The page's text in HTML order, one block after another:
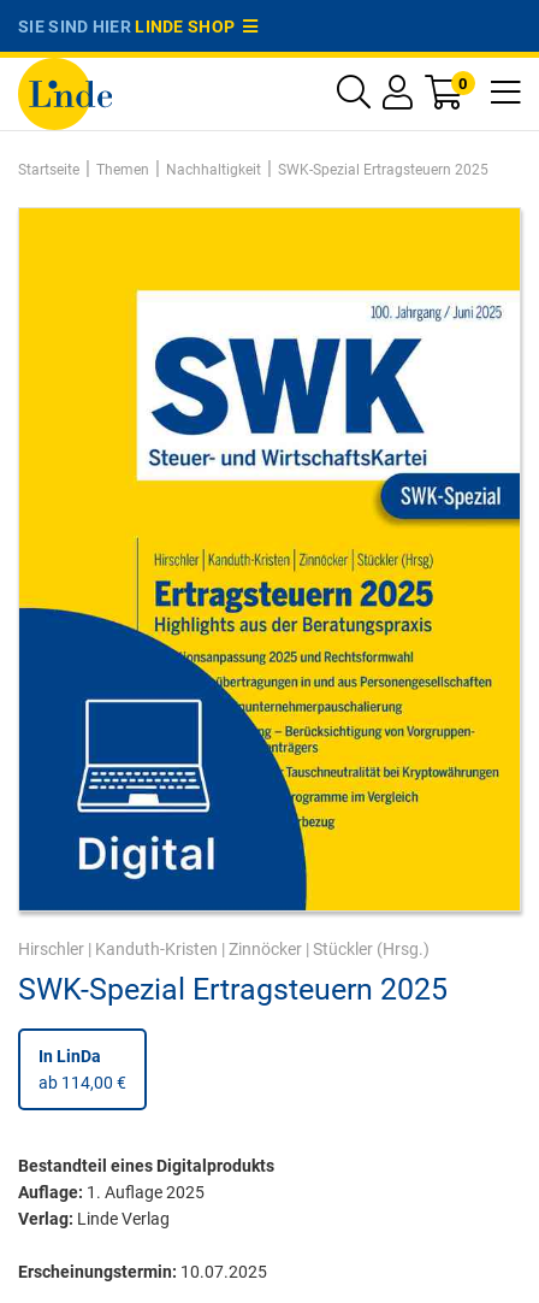
SIE SIND HIERLINDE SHOP
0
Startseite | Themen | Nachhaltigkeit | SWK-Spezial Ertragsteuern 2025
Hirschler | Kanduth-Kristen | Zinnöcker | Stückler (Hrsg.)
SWK-Spezial Ertragsteuern 2025
In LinDa
ab 114,00 €
Bestandteil eines Digitalprodukts
Auflage: 1. Auflage 2025
Verlag: Linde Verlag
Erscheinungstermin: 10.07.2025